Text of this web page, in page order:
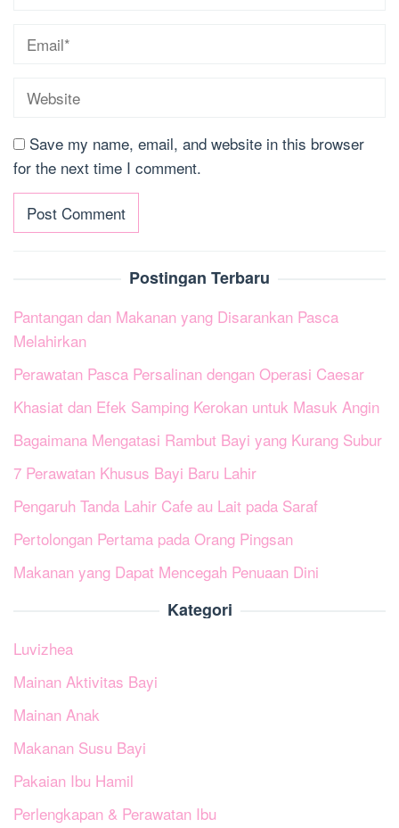
Save my name, email, and website in this browser
for the next time I comment.
Postingan Terbaru
Pantangan dan Makanan yang Disarankan Pasca
Melahirkan
Perawatan Pasca Persalinan dengan Operasi Caesar
Khasiat dan Efek Samping Kerokan untuk Masuk Angin
Bagaimana Mengatasi Rambut Bayi yang Kurang Subur
7 Perawatan Khusus Bayi Baru Lahir
Pengaruh Tanda Lahir Cafe au Lait pada Saraf
Pertolongan Pertama pada Orang Pingsan
Makanan yang Dapat Mencegah Penuaan Dini
Kategori
Luvizhea
Mainan Aktivitas Bayi
Mainan Anak
Makanan Susu Bayi
Pakaian Ibu Hamil
Perlengkapan & Perawatan Ibu